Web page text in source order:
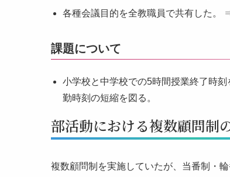
各種会議目的を全教職員で共有した。
課題について
小学校と中学校での5時間授業終了時
勤時刻の短縮を図る。
部活動における複数顧問制
複数顧問制を実施していたが、当番制・